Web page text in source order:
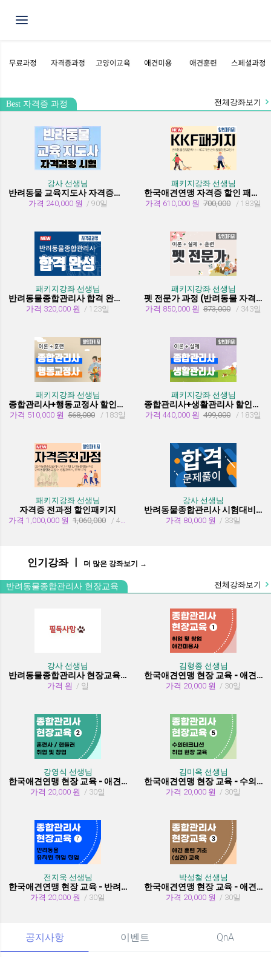
Toggle navigation
Best 자격증 과정 전체강좌보기
강사 선생님
반려동물 교육지도사 자격증과정
가격 240,000 원 / 90일
패키지강좌 선생님
한국애견연맹 자격증 할인 패키지 과정 (종합관리사 + 행동교정사)
가격 610,000 원 700,000 / 183일
패키지강좌 선생님
반려동물종합관리사 합격 완성 패키지
가격 320,000 원 / 123일
패키지강좌 선생님
펫 전문가 과정 (반려동물 자격증 취득과정)
가격 850,000 원 873,000 / 343일
패키지강좌 선생님
종합관리사+행동교정사 할인패키지과정
가격 510,000 원 568,000 / 183일
패키지강좌 선생님
종합관리사+생활관리사 할인패키지과정
가격 440,000 원 499,000 / 183일
패키지강좌 선생님
자격증 전과정 할인패키지
가격 1,000,000 원 1,060,000 / 455일
강사 선생님
반려동물종합관리사 시험대비 유형문제 풀이
가격 80,000 원 / 33일
인기강좌 ㅣ 더 많은 강좌보기 →
반려동물종합관리사 현장교육 전체강좌보기
강사 선생님
반려동물종합관리사 현장교육 수강시 필독사항
가격 원 / 일
김형종 선생님
한국애견연맹 현장 교육 - 애견미용사 취업 및 창업
가격 20,000 원 / 30일
강영식 선생님
한국애견연맹 현장 교육 - 애견훈련사/핸들러 취업 및 창업
가격 20,000 원 / 30일
김미옥 선생님
한국애견연맹 현장 교육 - 수의테크니션(동물보건사) (취업 현장 교육)
가격 20,000 원 / 30일
전지욱 선생님
한국애견연맹 현장 교육 - 반려동물 유치원 취창업
가격 20,000 원 / 30일
박성철 선생님
한국애견연맹 현장 교육 - 애견 훈련 기초 (실견)
가격 20,000 원 / 30일
공지사항 이벤트 QnA